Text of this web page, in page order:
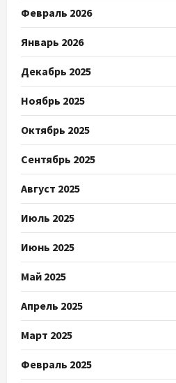
Февраль 2026
Январь 2026
Декабрь 2025
Ноябрь 2025
Октябрь 2025
Сентябрь 2025
Август 2025
Июль 2025
Июнь 2025
Май 2025
Апрель 2025
Март 2025
Февраль 2025